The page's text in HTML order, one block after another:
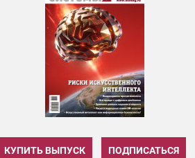
КУПИТЬ ВЫПУСК ПОДПИСАТЬСЯ